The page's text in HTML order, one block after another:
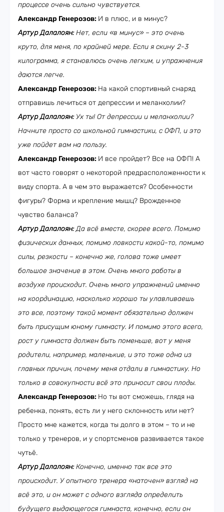
процессе очень сильно чувствуется.
Александр Генерозов: И в плюс, и в минус?
Артур Далалоян:Нет, если «в минус» – это очень
круто, для меня, по крайней мере. Если я скину 2-3
килограмма, я становлюсь очень легким, и упражнения
даются легче.
Александр Генерозов: На какой спортивный снаряд
отправишь лечиться от депрессии и меланхолии?
Артур Далалоян:Ух ты! От депрессии и меланхолии?
Начните просто со школьной гимнастики, с ОФП, и это
уже пойдет вам на пользу.
Александр Генерозов: И все пройдет? Все на ОФП! А
вот часто говорят о некоторой предрасположенности к
виду спорта. А в чем это выражается? Особенности
фигуры? Форма и крепление мышц? Врожденное
чувство баланса?
Артур Далалоян:Да всё вместе, скорее всего. Помимо
физических данных, помимо ловкости какой-то, помимо
силы, резкости – конечно же, голова тоже имеет
большое значение в этом. Очень много работы в
воздухе происходит. Очень много упражнений именно
на координацию, насколько хорошо ты улавливаешь
это все, поэтому такой момент обязательно должен
быть присущим юному гимнасту. И помимо этого всего,
рост у гимнаста должен быть поменьше, вот у меня
родители, например, маленькие, и это тоже одна из
главных причин, почему меня отдали в гимнастику. Но
только в совокупности всё это приносит свои плоды.
Александр Генерозов: Но ты вот сможешь, глядя на
ребенка, понять, есть ли у него склонность или нет?
Просто мне кажется, когда ты долго в этом – то и не
только у тренеров, и у спортсменов развивается такое
чутьё.
Артур Далалоян:Конечно, именно так все это
происходит. У опытного тренера «наточен» взгляд на
всё это, и он может с одного взгляда определить
будущего выдающегося гимнаста, конечно, если он